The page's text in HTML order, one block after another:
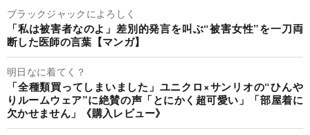
ブラックジャックによろしく
「私は被害者なのよ」差別的発言を叫ぶ“被害女性”を一刀両
断した医師の言葉【マンガ】
明日なに着てく？
「全種類買ってしまいました」ユニクロ×サンリオの“ひんや
りルームウェア”に絶賛の声「とにかく超可愛い」「部屋着に
欠かせません」《購入レビュー》